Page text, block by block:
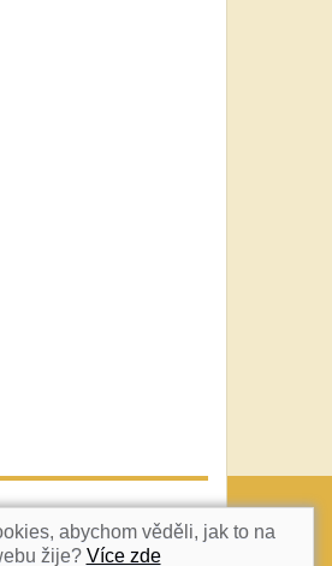
NAHORU
abychom věděli, jak to na
žije? Více zde